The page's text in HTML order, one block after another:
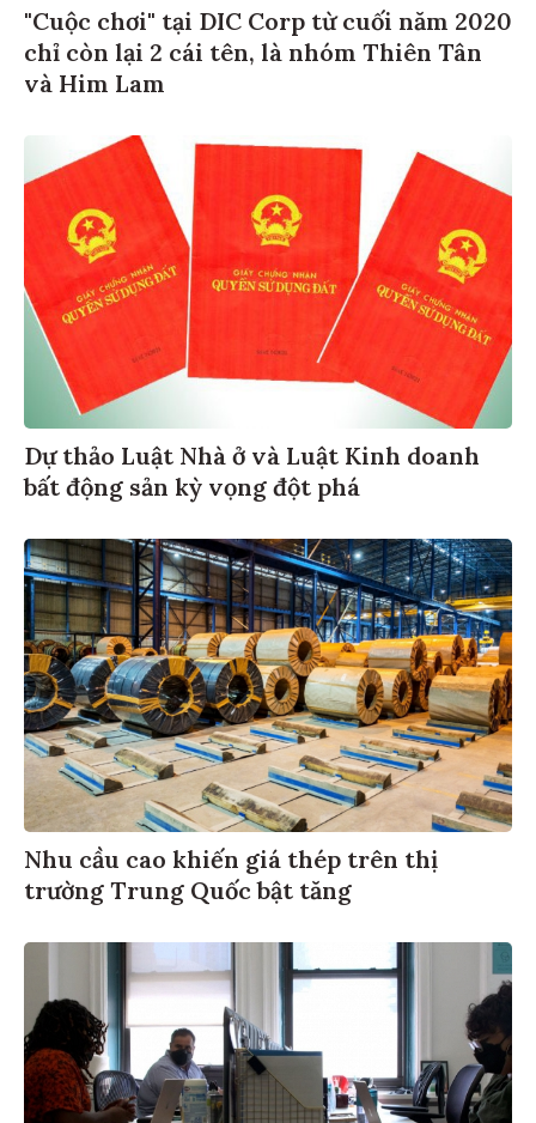
"Cuộc chơi" tại DIC Corp từ cuối năm 2020
chỉ còn lại 2 cái tên, là nhóm Thiên Tân
và Him Lam
Dự thảo Luật Nhà ở và Luật Kinh doanh
bất động sản kỳ vọng đột phá
Nhu cầu cao khiến giá thép trên thị
trường Trung Quốc bật tăng